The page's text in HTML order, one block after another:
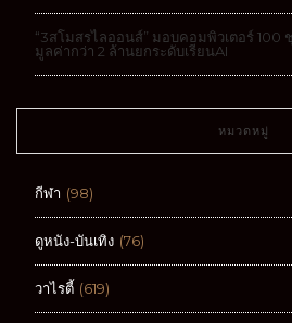
“3สโมสรไลออนส์” มอบคอมพิวเตอร์ 100
มูลค่ากว่า 2 ล้านยกระดับเรียนAI
หมวดหมู่
กีฬา (98)
ดูหนัง-บันเทิง (76)
วาไรตี้ (619)